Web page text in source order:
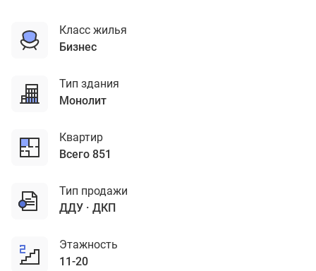
Класс жилья
бизнес
Тип здания
монолит
Квартир
Всего 851
Тип продажи
ДДУ
ДКП
Этажность
11-20